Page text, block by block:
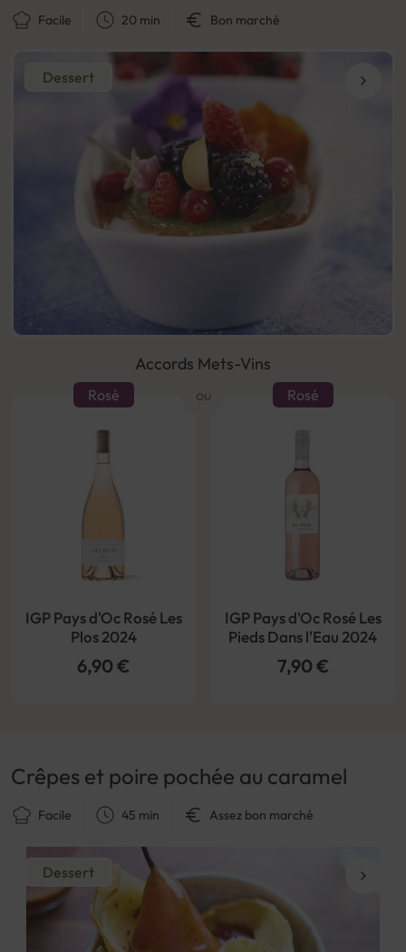
Dessert
Facile 20 min Bon marché
Accords Mets-Vins
ou
Rosé
IGP Pays d'Oc Rosé Les
Plos 2024
6,90 €
Rosé
IGP Pays d'Oc Rosé Les
Pieds Dans l'Eau 2024
7,90 €
Dessert
Crêpes et poire pochée au caramel
Facile 45 min Assez bon marché